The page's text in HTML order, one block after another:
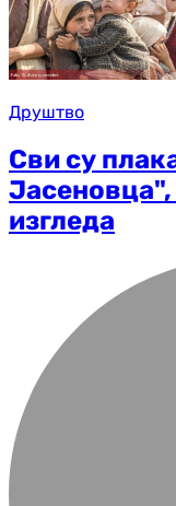
Друштво
Сви су
Јасеновца",
изгледа